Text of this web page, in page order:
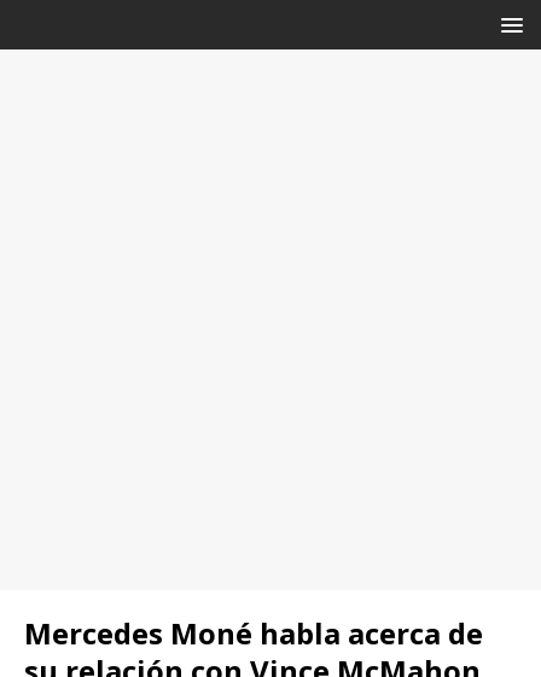
Mercedes Moné habla acerca de